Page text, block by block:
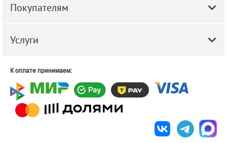
Покупателям
Услуги
К оплате принимаем: